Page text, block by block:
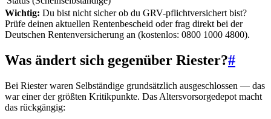
Wichtig: Du bist nicht sicher ob du GRV-pflichtversichert bist?
Prüfe deinen aktuellen Rentenbescheid oder frag direkt bei der
Deutschen Rentenversicherung an (kostenlos: 0800 1000 4800).
Was ändert sich gegenüber Riester?#
Bei Riester waren Selbständige grundsätzlich ausgeschlossen — das
war einer der größten Kritikpunkte. Das Altersvorsorgedepot macht
das rückgängig: